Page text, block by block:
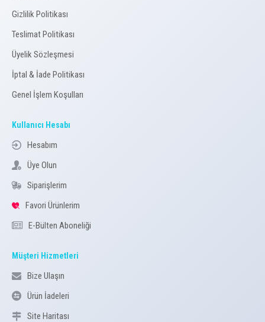
Gizlilik Politikası
Teslimat Politikası
Üyelik Sözleşmesi
İptal & İade Politikası
Genel İşlem Koşulları
Kullanıcı Hesabı
Hesabım
Üye Olun
Siparişlerim
Favori Ürünlerim
E-Bülten Aboneliği
Müşteri Hizmetleri
Bize Ulaşın
Ürün İadeleri
Site Haritası